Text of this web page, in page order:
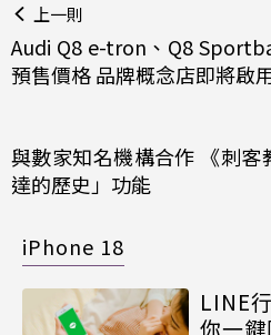
上一則
Audi Q8 e-tron、Q8
預售價格 品牌概念店即將啟
與數家知名機構合作 《刺
達的歷史」功能
iPhone 18
LINE
你一